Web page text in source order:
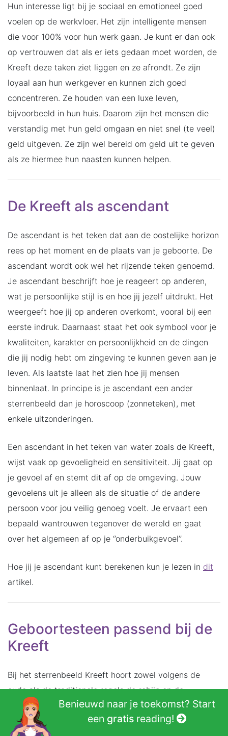
Hun interesse ligt bij je sociaal en emotioneel goed
voelen op de werkvloer. Het zijn intelligente mensen
die voor 100% voor hun werk gaan. Je kunt er dan ook
op vertrouwen dat als er iets gedaan moet worden, de
Kreeft deze taken ziet liggen en ze afrondt. Ze zijn
loyaal aan hun werkgever en kunnen zich goed
concentreren. Ze houden van een luxe leven,
bijvoorbeeld in hun huis. Daarom zijn het mensen die
verstandig met hun geld omgaan en niet snel (te veel)
geld uitgeven. Ze zijn wel bereid om geld uit te geven
als ze hiermee hun naasten kunnen helpen.
De Kreeft als ascendant
De ascendant is het teken dat aan de oostelijke horizon
rees op het moment en de plaats van je geboorte. De
ascendant wordt ook wel het rijzende teken genoemd.
Je ascendant beschrijft hoe je reageert op anderen,
wat je persoonlijke stijl is en hoe jij jezelf uitdrukt. Het
weergeeft hoe jij op anderen overkomt, vooral bij een
eerste indruk. Daarnaast staat het ook symbool voor je
kwaliteiten, karakter en persoonlijkheid en de dingen
die jij nodig hebt om zingeving te kunnen geven aan je
leven. Als laatste laat het zien hoe jij mensen
binnenlaat. In principe is je ascendant een ander
sterrenbeeld dan je horoscoop (zonneteken), met
enkele uitzonderingen.
Een ascendant in het teken van water zoals de Kreeft,
wijst vaak op gevoeligheid en sensitiviteit. Jij gaat op
je gevoel af en stemt dit af op de omgeving. Jouw
gevoelens uit je alleen als de situatie of de andere
persoon voor jou veilig genoeg voelt. Je ervaart een
bepaald wantrouwen tegenover de wereld en gaat
over het algemeen af op je ‘’onderbuikgevoel’’.
Hoe jij je ascendant kunt berekenen kun je lezen in dit
artikel.
Geboortesteen passend bij de
Kreeft
Bij het sterrenbeeld Kreeft hoort zowel volgens de
oude als de traditionele regels de robijn en de
smaragd.
Benieuwd naar je toekomst? Start
een gratisreading!